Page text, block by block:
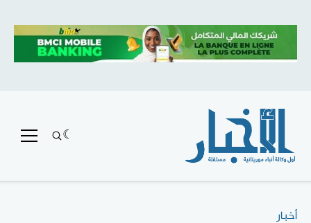
أخبار